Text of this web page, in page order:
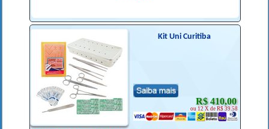
Kit Uni Curitiba
R$ 410,00
ou 12 X de R$ 39.58